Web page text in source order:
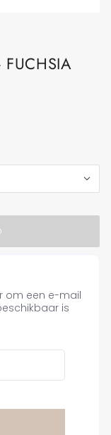
FUCHSIA
om een e-mail
is